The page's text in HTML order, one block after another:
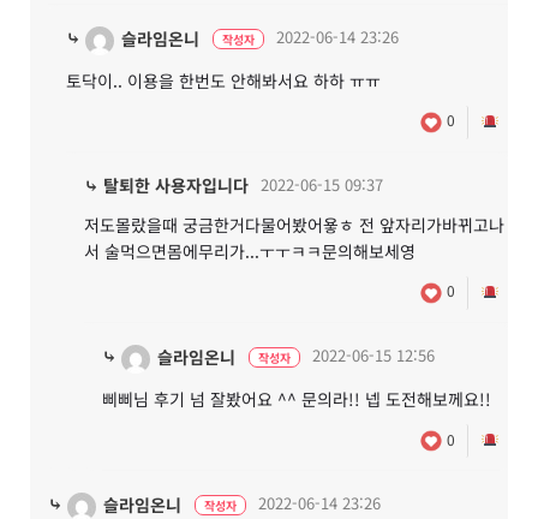
⤷ 슬라임온니 작성자 2022-06-14 23:26
토닥이.. 이용을 한번도 안해봐서요 하하 ㅠㅠ
0
⤷ 탈퇴한 사용자입니다 2022-06-15 09:37
저도몰랐을때 궁금한거다물어봤어욯ㅎ 전 앞자리가바뀌고나
서 술먹으면몸에무리가...ㅜㅜㅋㅋ문의해보세영
0
⤷ 슬라임온니 작성자 2022-06-15 12:56
삐삐님 후기 넘 잘봤어요 ^^ 문의라!! 넵 도전해보께요!!
0
⤷ 슬라임온니 작성자 2022-06-14 23:26